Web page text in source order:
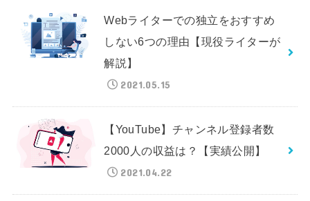
Webライターでの独立をおすすめ
しない6つの理由【現役ライターが
解説】
2021.05.15
【YouTube】チャンネル登録者数
2000人の収益は？【実績公開】
2021.04.22